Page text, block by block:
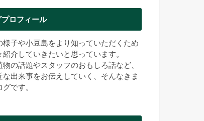
プロフィール
様子や小豆島をより知っていただくため
紹介していきたいと思っています。
物の話題やスタッフのおもしろ話など、
な出来事をお伝えしていく、そんなきま
です。